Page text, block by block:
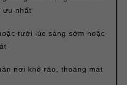
ưu nhất
tưới lúc sáng sớm hoặc
nơi khô ráo, thoáng mát